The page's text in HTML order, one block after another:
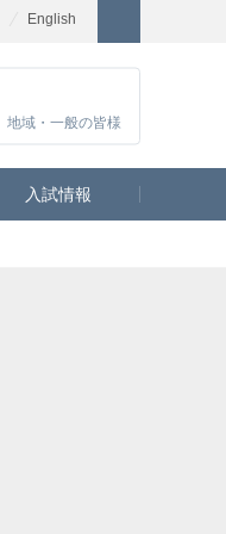
English
地域・一般の皆様
入試情報